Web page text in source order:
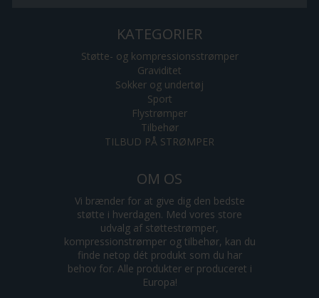
KATEGORIER
Støtte- og kompressionsstrømper
Graviditet
Sokker og undertøj
Sport
Flystrømper
Tilbehør
TILBUD PÅ STRØMPER
OM OS
Vi brænder for at give dig den bedste
støtte i hverdagen. Med vores store
udvalg af støttestrømper,
kompressionstrømper og tilbehør, kan du
finde netop dét produkt som du har
behov for. Alle produkter er produceret i
Europa!